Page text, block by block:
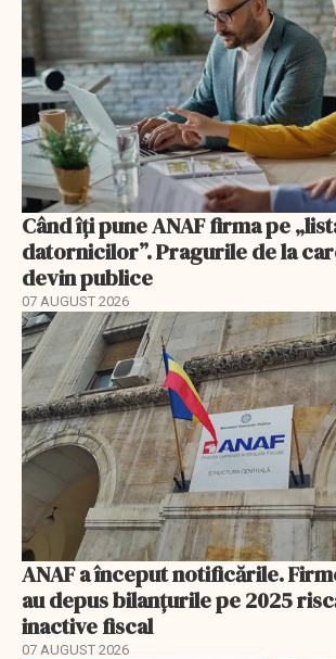
Când îți pune ANAF firma pe
datornicilor”. Pragurile de la
devin publice
07 AUGUST 2026
ANAF a început notificările.
au depus bilanțurile pe 2025
inactive fiscal
07 AUGUST 2026